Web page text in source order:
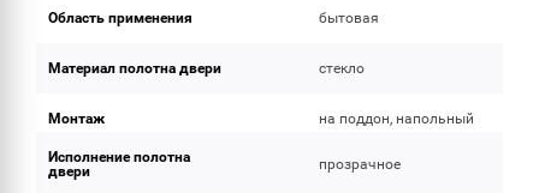
Область применения бытовая
Материал полотна двери стекло
Монтаж на поддон, напольный
Исполнение полотна
двери
прозрачное